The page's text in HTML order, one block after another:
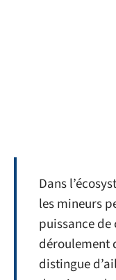
Dans
les mineurs
puissance
déroulement
distingue